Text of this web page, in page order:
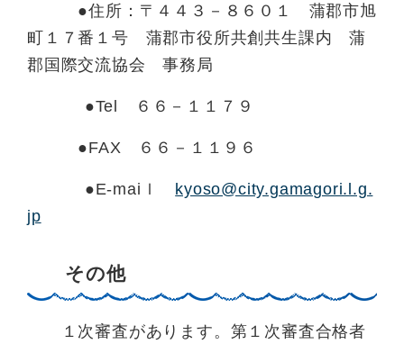
●住所：〒４４３－８６０１ 蒲郡市旭
町１７番１号 蒲郡市役所共創共生課内 蒲
郡国際交流協会 事務局
●Tel ６６－１１７９
●FAX ６６－１１９６
●E-maiｌ kyoso@city.gamagori.l.g.
jp
その他
１次審査があります。第１次審査合格者